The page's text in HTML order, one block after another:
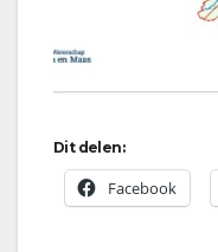
Dit delen:
Facebook